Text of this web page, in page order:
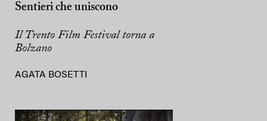
Sentieri che uniscono
Il Trento Film Festival torna a
Bolzano
AGATA BOSETTI